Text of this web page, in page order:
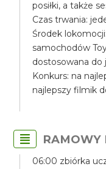
posiłki, a także
Czas trwania:
Środek
samochodów
dostosowana do
Konkurs: na
najlepszy filmik
RAMOWY
06:00 zbiórka